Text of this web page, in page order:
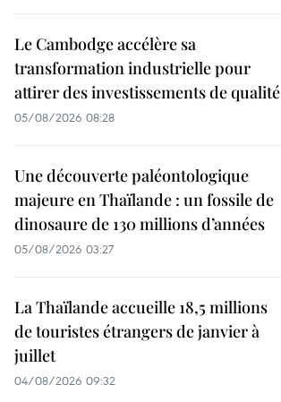
Le Cambodge accélère sa
transformation industrielle pour
attirer des investissements de qualité
05/08/2026 08:28
Une découverte paléontologique
majeure en Thaïlande : un fossile de
dinosaure de 130 millions d’années
05/08/2026 03:27
La Thaïlande accueille 18,5 millions
de touristes étrangers de janvier à
juillet
04/08/2026 09:32